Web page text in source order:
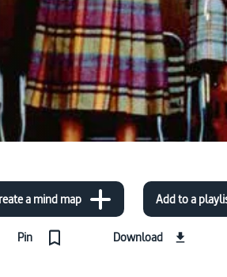
a mind map Add to a
Pin Download